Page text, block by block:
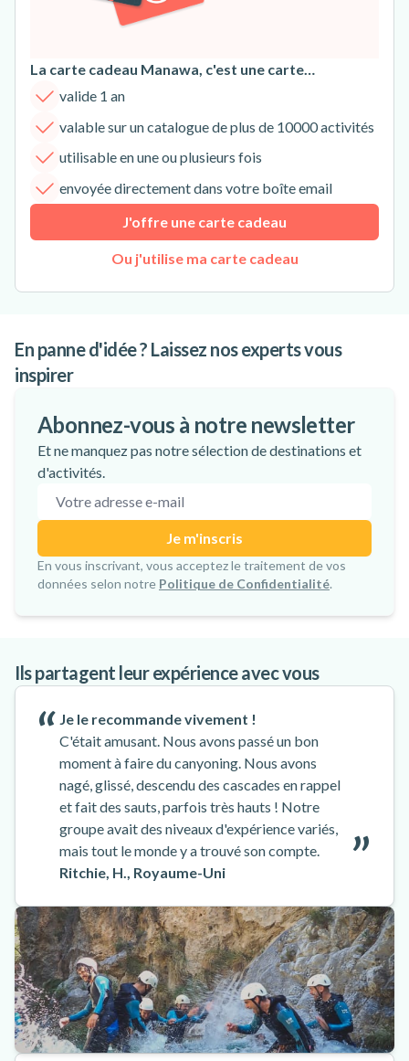
La carte cadeau Manawa, c'est une carte…
valide 1 an
valable sur un catalogue de plus de 10000 activités
utilisable en une ou plusieurs fois
envoyée directement dans votre boîte email
J'offre une carte cadeau
Ou j'utilise ma carte cadeau
En panne d'idée ? Laissez nos experts vous
inspirer
Les 10 meilleurs spots de canyoning en
Corse
Le Top 13 des Tyroliennes les Plus
Exceptionnelles du Monde
Top 10 des meilleurs spots pour apprendre
le surf dans le monde
Manawa & checkyeti unissent leurs forces
: une nouvelle ère pour les aventures
outdoor en Europe
Abonnez-vous à notre newsletter
Et ne manquez pas notre sélection de destinations et
d'activités.
Adresse e-mail
Je m'inscris
Inscription confirmée !
En vous inscrivant, vous acceptez le traitement de vos
données selon notre Politique de Confidentialité.
Ils partagent leur expérience avec vous
Je le recommande vivement !
C'était amusant. Nous avons passé un bon
moment à faire du canyoning. Nous avons
nagé, glissé, descendu des cascades en rappel
et fait des sauts, parfois très hauts ! Notre
groupe avait des niveaux d'expérience variés,
mais tout le monde y a trouvé son compte.
Ritchie, H., Royaume-Uni